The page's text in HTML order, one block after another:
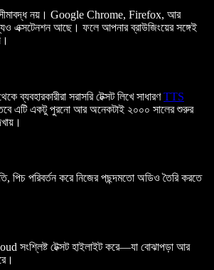
সীমাবদ্ধ নয়। Google Chrome, Firefox, আর
আছে। ফলে আপনার ব্রাউজিংয়ের সঙ্গেই
সরাসরি টেক্সট লিখে সাধারণTTS
এটি একটু পুরনো আর অনেকটাই ২০০০ সালের শুরুর
পিচ পরিবর্তন করে নিজের পছন্দমতো অডিও তৈরি করতে
সংশ্লিষ্ট টেক্সট হাইলাইট করে—যা বোঝাপড়া আর